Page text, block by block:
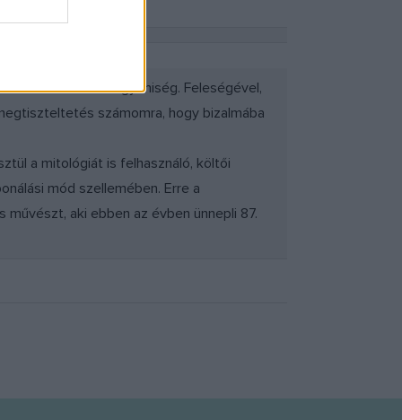
is fantasztikus egyéniség. Feleségével,
számomra, hogy bizalmába
a mitológiát is felhasználó, költői
mód szellemében. Erre a
aki ebben az évben ünnepli 87.